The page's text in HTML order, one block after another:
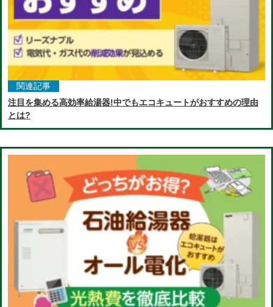
関連記事
注目を集める高効率給湯器!中でもエコキュートがおすすめの理由
とは?